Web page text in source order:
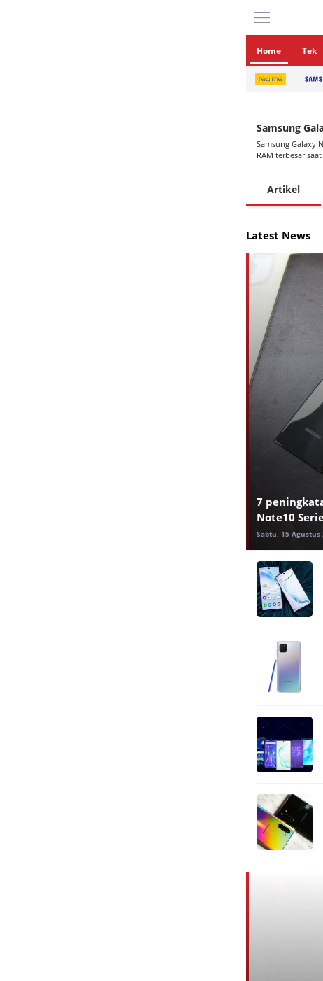
Home Tek
Samsung
Samsung Galaxy
RAM terbesar
Artikel
Latest News
7
Note10
Sabtu, 15 Agustus